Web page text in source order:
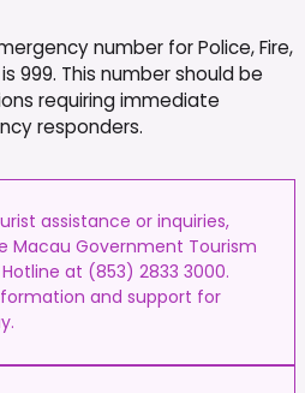
number for Police, Fire,
999. This number should be
requiring immediate
responders.
assistance or inquiries,
Macau Government Tourism
at (853) 2833 3000.
and support for